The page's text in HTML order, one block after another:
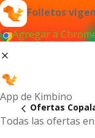
Folletos
Agregar a
App de Kimbino
Todas las ofertas
Ofertas